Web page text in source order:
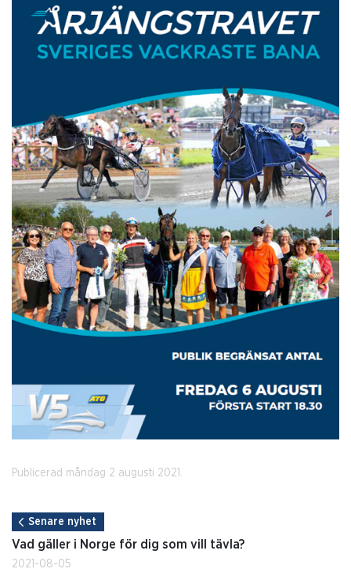
Publicerad måndag 2 augusti 2021.
Senare nyhet
Vad gäller i Norge för dig som vill tävla?
2021-08-05